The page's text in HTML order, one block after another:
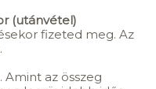
(utánvétel)
fizeted meg. Az
.
az összeg